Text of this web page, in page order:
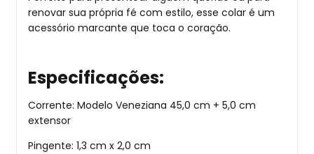
renovar sua própria fé com estilo, esse colar é um
acessório marcante que toca o coração.
Especificações:
Corrente: Modelo Veneziana 45,0 cm + 5,0 cm
extensor
Pingente: 1,3 cm x 2,0 cm